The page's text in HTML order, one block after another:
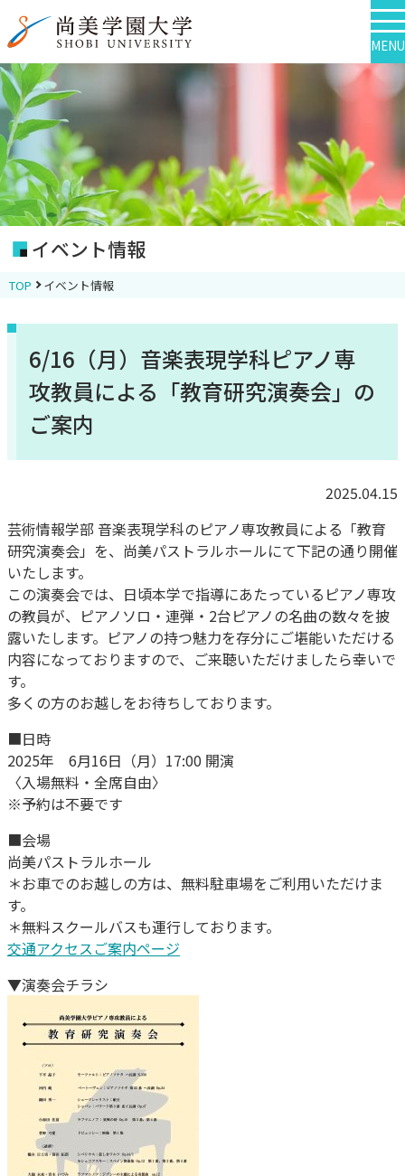
MENU
イベント情報
TOP イベント情報
6/16（月）音楽表現学科ピアノ専
攻教員による「教育研究演奏会」の
ご案内
2025.04.15
芸術情報学部 音楽表現学科のピアノ専攻教員による「教育
研究演奏会」を、尚美パストラルホールにて下記の通り開催
いたします。
この演奏会では、日頃本学で指導にあたっているピアノ専攻
の教員が、ピアノソロ・連弾・2台ピアノの名曲の数々を披
露いたします。ピアノの持つ魅力を存分にご堪能いただける
内容になっておりますので、ご来聴いただけましたら幸いで
す。
多くの方のお越しをお待ちしております。
■日時
2025年 6月16日（月）17:00 開演
〈入場無料・全席自由〉
※予約は不要です
■会場
尚美パストラルホール
＊お車でのお越しの方は、無料駐車場をご利用いただけま
す。
＊無料スクールバスも運行しております。
交通アクセスご案内ページ
▼演奏会チラシ